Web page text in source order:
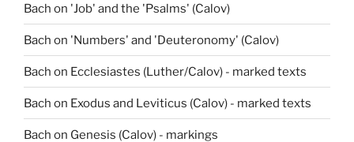
Bach on 'Job' and the 'Psalms' (Calov)
Bach on 'Numbers' and 'Deuteronomy' (Calov)
Bach on Ecclesiastes (Luther/Calov) - marked texts
Bach on Exodus and Leviticus (Calov) - marked texts
Bach on Genesis (Calov) - markings